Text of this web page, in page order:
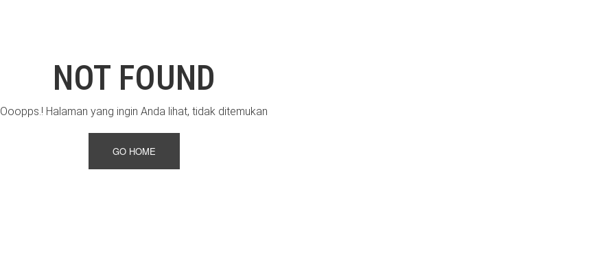
NOT FOUND
Ooopps.! Halaman yang ingin Anda lihat, tidak ditemukan
GO HOME